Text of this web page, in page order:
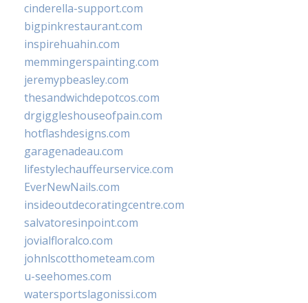
cinderella-support.com
bigpinkrestaurant.com
inspirehuahin.com
memmingerspainting.com
jeremypbeasley.com
thesandwichdepotcos.com
drgiggleshouseofpain.com
hotflashdesigns.com
garagenadeau.com
lifestylechauffeurservice.com
EverNewNails.com
insideoutdecoratingcentre.com
salvatoresinpoint.com
jovialfloralco.com
johnlscotthometeam.com
u-seehomes.com
watersportslagonissi.com